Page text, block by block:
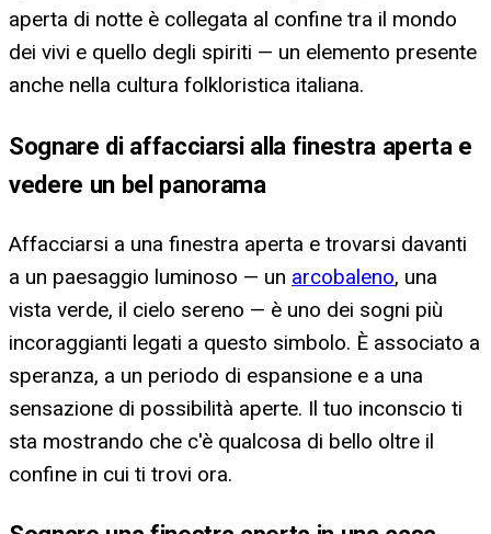
aperta di notte è collegata al confine tra il mondo
dei vivi e quello degli spiriti — un elemento presente
anche nella cultura folkloristica italiana.
Sognare di affacciarsi alla finestra aperta e
vedere un bel panorama
Affacciarsi a una finestra aperta e trovarsi davanti
a un paesaggio luminoso — un arcobaleno, una
vista verde, il cielo sereno — è uno dei sogni più
incoraggianti legati a questo simbolo. È associato a
speranza, a un periodo di espansione e a una
sensazione di possibilità aperte. Il tuo inconscio ti
sta mostrando che c'è qualcosa di bello oltre il
confine in cui ti trovi ora.